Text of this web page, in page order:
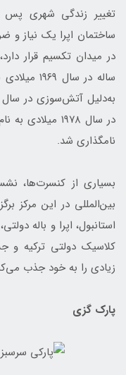
تغییر زندگی شهری پس
ساختمان اپرا یک نیاز و
ساله در
نامگذاری شد.
بسیاری از کنسرت‌ها،
بین‌المللی در این مرکز
استانبول، اپرا و باله
کلاسیک دولتی ترکیه و
زیادی را به خود جذب
پارک گزی